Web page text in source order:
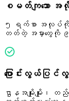
စမတ်ကျသော အ
၅ ရက်စာ အလုပ်ကို ၁
တတ်တဲ့ အမှားတွေကို ၉၉
ပြောင်းလွယ်ပ
ဌာနအမျိုးမျိုး၊ တည်